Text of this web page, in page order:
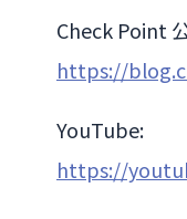
Check Point
https://
YouTube:
https://